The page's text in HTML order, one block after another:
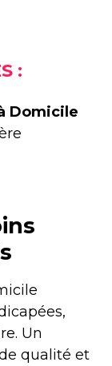
:
Domicile
Un
qualité et